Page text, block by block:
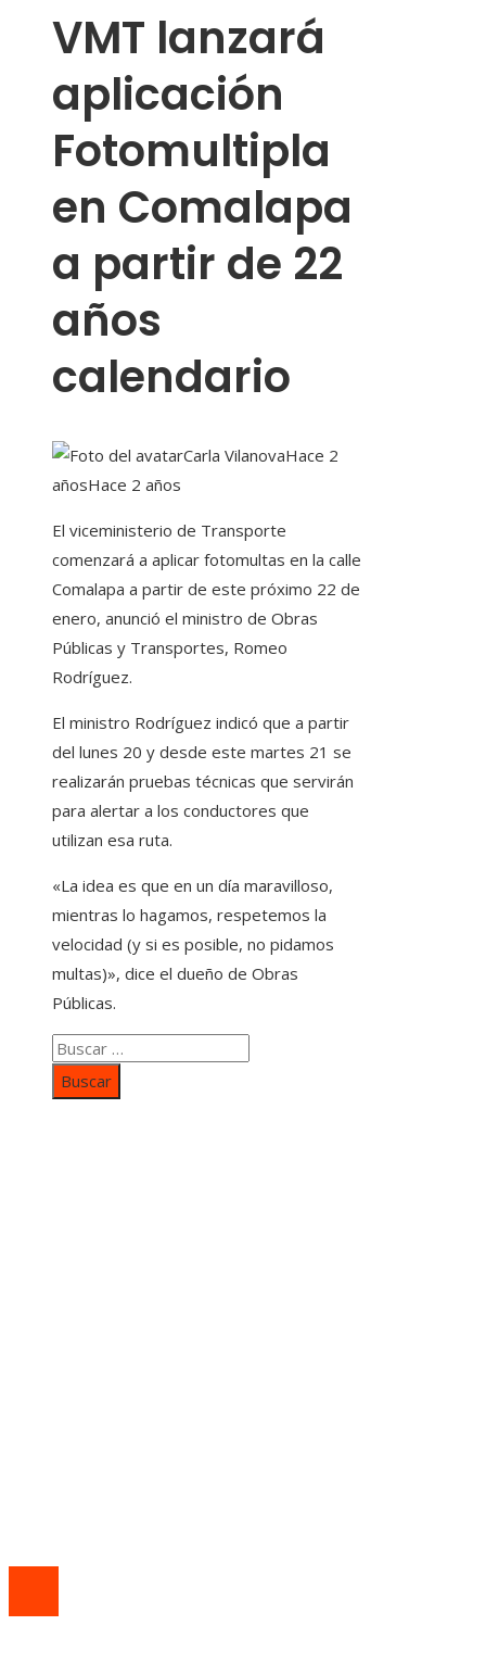
VMT lanzará
aplicación
Fotomultipla
en Comalapa
a partir de 22
años
calendario
Carla VilanovaHace 2
añosHace 2 años
El viceministerio de Transporte
comenzará a aplicar fotomultas en la calle
Comalapa a partir de este próximo 22 de
enero, anunció el ministro de Obras
Públicas y Transportes, Romeo
Rodríguez.
El ministro Rodríguez indicó que a partir
del lunes 20 y desde este martes 21 se
realizarán pruebas técnicas que servirán
para alertar a los conductores que
utilizan esa ruta.
«La idea es que en un día maravilloso,
mientras lo hagamos, respetemos la
velocidad (y si es posible, no pidamos
multas)», dice el dueño de Obras
Públicas.
Buscar: